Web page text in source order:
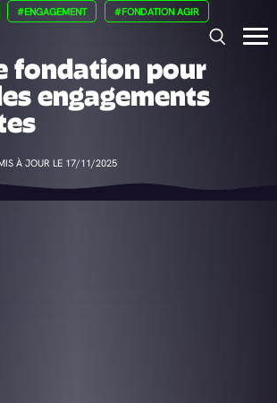
des cookies
#ENGAGEMENT #FONDATION AGIR
fondation pour
engagements
À JOUR LE 17/11/2025